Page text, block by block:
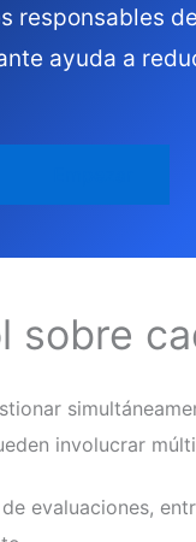
responsables
ayuda a
sobre
involucrar
evaluaciones,